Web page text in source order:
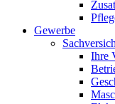
Gewerbe
Ihre